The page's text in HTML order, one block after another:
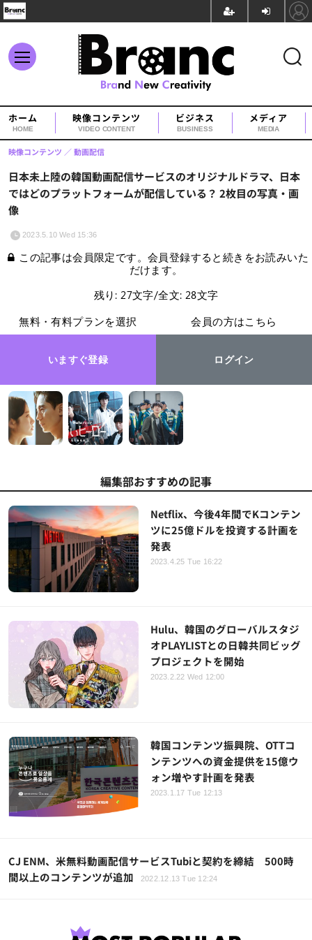
ホーム
HOME
映像コンテンツ
VIDEO CONTENT
ビジネス
BUSINESS
メディア
MEDIA
日本未上陸の韓国動画配信サービスのオリジナルドラマ、日本
ではどのプラットフォームが配信している？ 2枚目の写真・画
像
映像コンテンツ 動画配信
2023.5.10 Wed 15:36
この記事は会員限定です。会員登録すると続きをお読みいた
だけます。
残り: 27文字/全文: 28文字
無料・有料プランを選択
いますぐ登録
会員の方はこちら
ログイン
編集部おすすめの記事
Netflix、今後4年間でKコンテン
ツに25億ドルを投資する計画を
発表
2023.4.25 Tue 16:22
Hulu、韓国のグローバルスタジ
オPLAYLISTとの日韓共同ビッグ
プロジェクトを開始
2023.2.22 Wed 12:00
韓国コンテンツ振興院、OTTコ
ンテンツへの資金提供を15億ウ
ォン増やす計画を発表
2023.1.17 Tue 12:13
CJ ENM、米無料動画配信サービスTubiと契約を締結 500時
間以上のコンテンツが追加
2022.12.13 Tue 12:24